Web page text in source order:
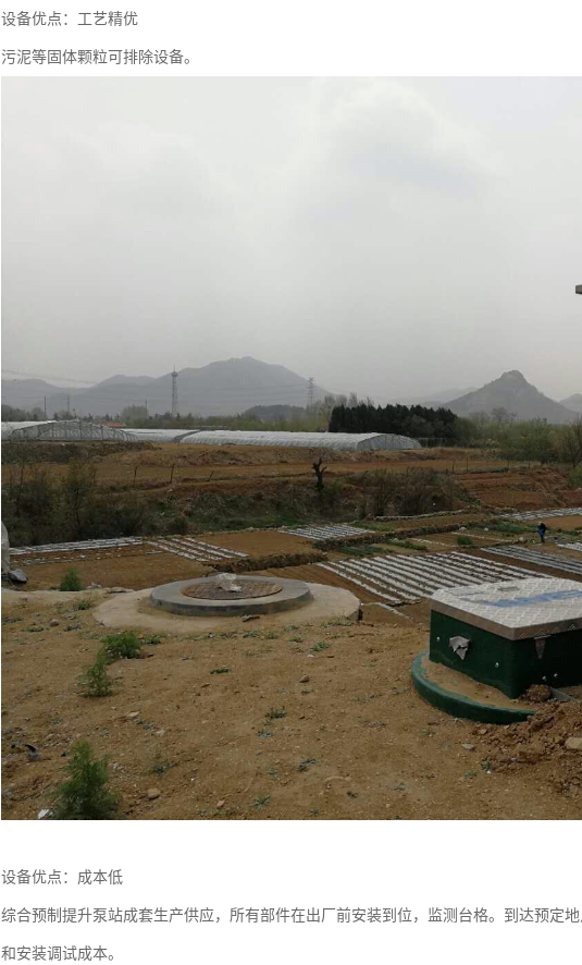
设备优点：工艺精优
污泥等固体颗粒可排除设备。
设备优点：成本低
综合预制提升泵站成套生产供应，所有部件在出厂前安装到位，监测台格。到达预定
和安装调试成本。